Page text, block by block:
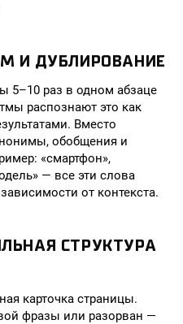
И ДУБЛИРОВАНИЕ
5–10 раз в одном абзаце
распознают это как
Вместо
обобщения и
«смартфон»,
— все эти слова
от контекста.
СТРУКТУРА
карточка страницы.
фразы или разорван —